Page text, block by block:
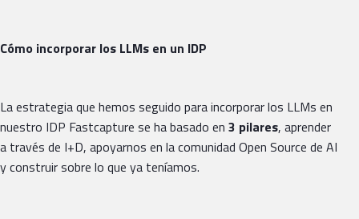
Cómo incorporar los LLMs en un IDP
La estrategia que hemos seguido para incorporar los LLMs en
nuestro IDP Fastcapture se ha basado en 3 pilares, aprender
a través de I+D, apoyarnos en la comunidad Open Source de AI
y construir sobre lo que ya teníamos.